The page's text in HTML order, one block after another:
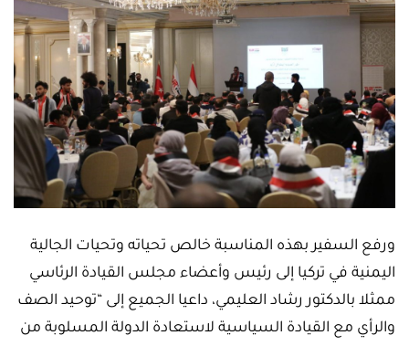
ورفع السفير بهذه المناسبة خالص تحياته وتحيات الجالية
اليمنية في تركيا إلى رئيس وأعضاء مجلس القيادة الرئاسي
ممثلا بالدكتور رشاد العليمي، داعيا الجميع إلى “توحيد الصف
والرأي مع القيادة السياسية لاستعادة الدولة المسلوبة من